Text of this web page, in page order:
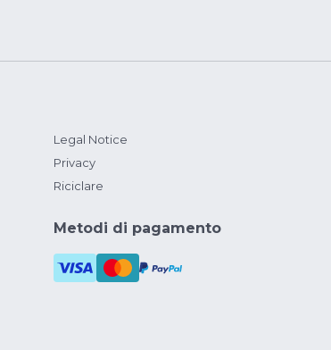
Legal Notice
Privacy
Riciclare
Metodi di pagamento